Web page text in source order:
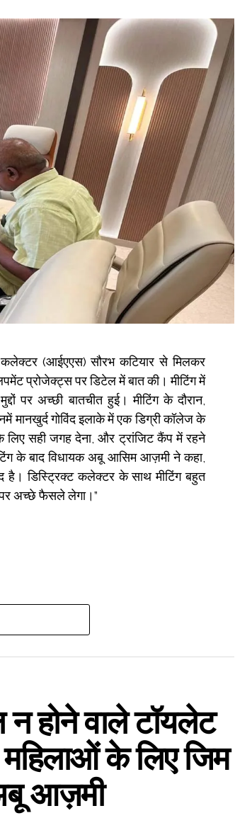
(आईएएस) सौरभ कटियार से मिलकर
प्रोजेक्ट्स पर डिटेल में बात की। मीटिंग में
अच्छी बातचीत हुई। मीटिंग के दौरान,
गोविंद इलाके में एक डिग्री कॉलेज के
लिए सही जगह देना, और ट्रांजिट कैंप में रहने
के बाद विधायक अबू आसिम आज़मी ने कहा,
डिस्ट्रिक्ट कलेक्टर के साथ मीटिंग बहुत
पर अच्छे फैसले लेगा।”
न होने वाले टॉयलेट
के लिए जिम
आज़मी